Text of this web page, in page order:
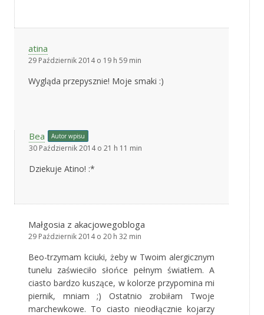
atina
29 Październik 2014 o 19 h 59 min
Wygląda przepysznie! Moje smaki :)
Bea Autor wpisu
30 Październik 2014 o 21 h 11 min
Dziekuje Atino! :*
Małgosia z akacjowegobloga
29 Październik 2014 o 20 h 32 min
Beo-trzymam kciuki, żeby w Twoim alergicznym
tunelu zaświeciło słońce pełnym światłem. A
ciasto bardzo kuszące, w kolorze przypomina mi
piernik, mniam ;) Ostatnio zrobiłam Twoje
marchewkowe. To ciasto nieodłącznie kojarzy